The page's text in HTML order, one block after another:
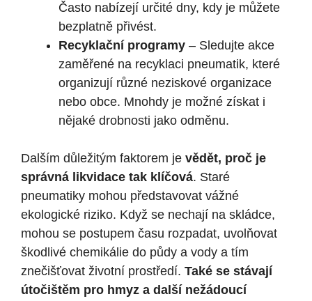
Často nabízejí určité dny, kdy je můžete
bezplatně přivést.
Recyklační programy – Sledujte akce
zaměřené na recyklaci pneumatik, které
organizují různé neziskové organizace
nebo obce. Mnohdy je možné získat i
nějaké drobnosti jako odměnu.
Dalším důležitým faktorem je vědět, proč je
správná likvidace tak klíčová. Staré
pneumatiky mohou představovat vážné
ekologické riziko. Když se nechají na skládce,
mohou se postupem času rozpadat, uvolňovat
škodlivé chemikálie do půdy a vody a tím
znečišťovat životní prostředí. Také se stávají
útočištěm pro hmyz a další nežádoucí